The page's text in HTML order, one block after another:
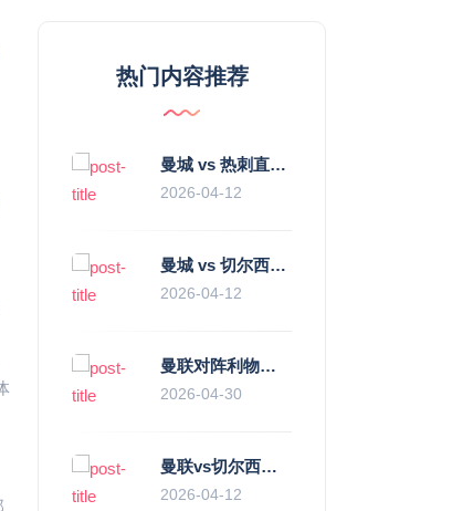
热门内容推荐
曼城 vs 热刺直播：瓜迪奥拉的“无锋阵”是天才设计还是自废武功？
2026-04-12
曼城 vs 切尔西直播复盘：瓜帅的“伪九”陷阱，如何绞杀蓝军的“三中卫”？
2026-04-12
曼联对阵利物浦，老特拉福德的红色心跳与蓝色暗涌
2026-04-30
曼联vs切尔西直播复盘：滕哈赫的“伪高位”与波切蒂诺的“无锋阵”，谁更拧巴？
2026-04-12